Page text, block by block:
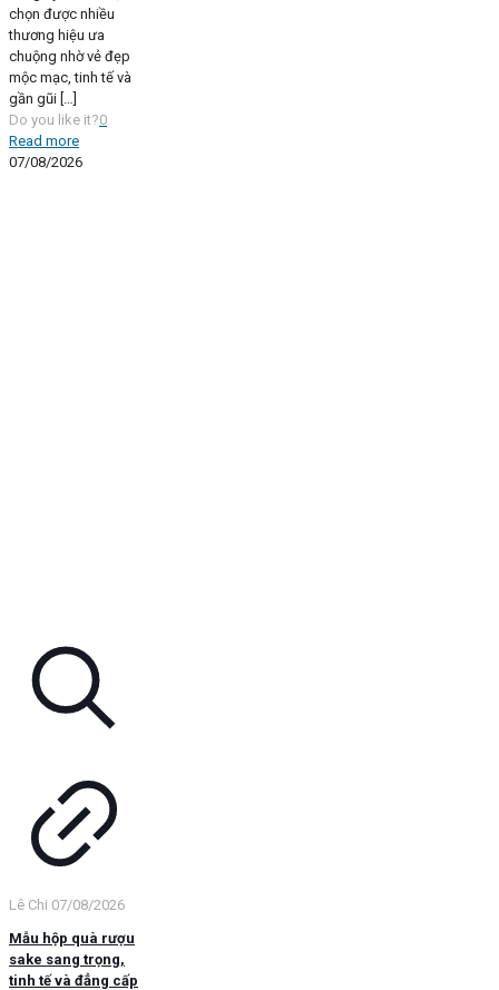
chọn được nhiều
thương hiệu ưa
chuộng nhờ vẻ đẹp
mộc mạc, tinh tế và
gần gũi
Do you like it?0
Read more
07/08/2026
Lê Chi 07/08/2026
Mẫu hộp quà rượu
sake sang trọng,
tinh tế và đẳng cấp